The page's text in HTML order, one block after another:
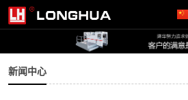
新闻中心